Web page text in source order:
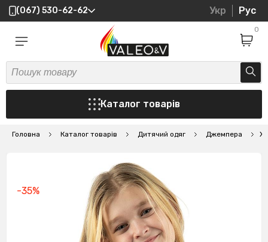
(067) 530-62-62 Укр Рус
0
Каталог товарів
Головна Каталог товарів Дитячий одяг Джемпера
-35%